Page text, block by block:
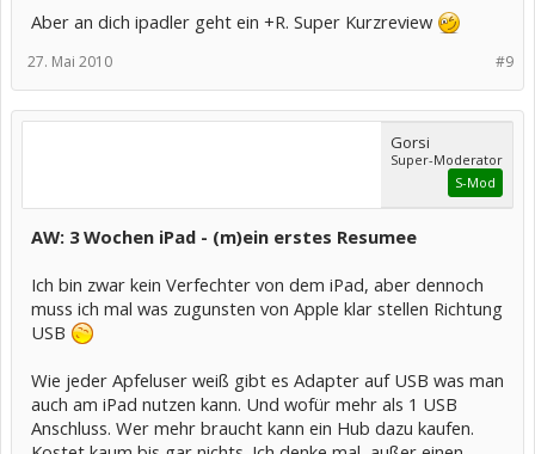
Aber an dich ipadler geht ein +R. Super Kurzreview
#9
27. Mai 2010
Gorsi
Super-Moderator
S-Mod
AW: 3 Wochen iPad - (m)ein erstes Resumee
Ich bin zwar kein Verfechter von dem iPad, aber dennoch
muss ich mal was zugunsten von Apple klar stellen Richtung
USB
Wie jeder Apfeluser weiß gibt es Adapter auf USB was man
auch am iPad nutzen kann. Und wofür mehr als 1 USB
Anschluss. Wer mehr braucht kann ein Hub dazu kaufen.